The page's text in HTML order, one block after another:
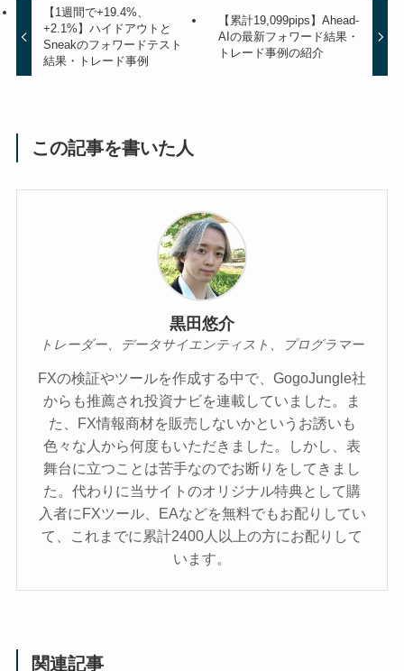
【1週間で+19.4%、
+2.1%】ハイドアウトと
Sneakのフォワードテスト
結果・トレード事例
【累計19,099pips】Ahead-
AIの最新フォワード結果・
トレード事例の紹介
この記事を書いた人
黒田悠介
トレーダー、データサイエンティスト、プログラマー
FXの検証やツールを作成する中で、GogoJungle社
からも推薦され投資ナビを連載していました。ま
た、FX情報商材を販売しないかというお誘いも
色々な人から何度もいただきました。しかし、表
舞台に立つことは苦手なのでお断りをしてきまし
た。代わりに当サイトのオリジナル特典として購
入者にFXツール、EAなどを無料でもお配りしてい
て、これまでに累計2400人以上の方にお配りして
います。
関連記事